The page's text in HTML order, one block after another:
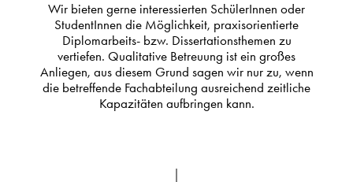
Wir bieten gerne interessierten SchülerInnen oder
StudentInnen die Möglichkeit, praxisorientierte
Diplomarbeits- bzw. Dissertationsthemen zu
vertiefen. Qualitative Betreuung ist ein großes
Anliegen, aus diesem Grund sagen wir nur zu, wenn
die betreffende Fachabteilung ausreichend zeitliche
Kapazitäten aufbringen kann.